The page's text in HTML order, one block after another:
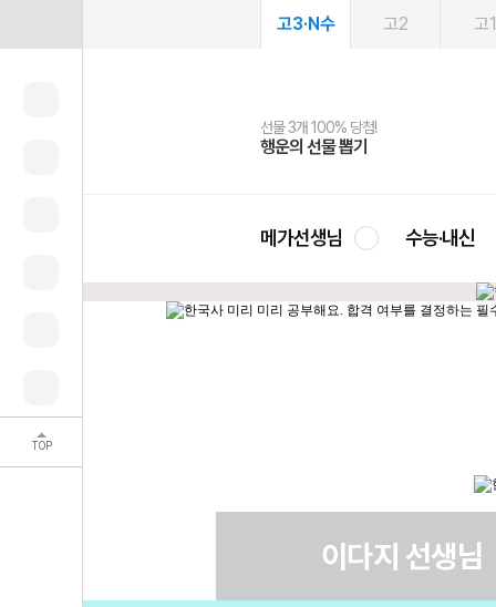
TOP
고3·N수 고2 고1
선물 3개 100% 당첨!
행운의 선물 뽑기
선물 100% 증정!
메가스터디 X 올리브
여름방학 스터디 캐시백
메가런 썸머스쿨
2027 러셀 단과
강사 공개선발
스마트러닝앱
설문 EVENT
메가패스
3일 무료 체험권
메가패스 수강생 무료혜택!
메가클럽 멤버십
사회공헌 캠페인
희망이룸 메가나눔
메가선생님 수능·내신
이다지 선생님